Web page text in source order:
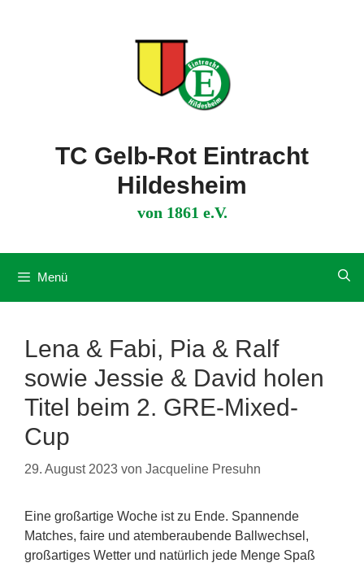
TC Gelb-Rot Eintracht
Hildesheim
von 1861 e.V.
Menü
Lena & Fabi, Pia & Ralf
sowie Jessie & David holen
Titel beim 2. GRE-Mixed-
Cup
29. August 2023 von Jacqueline Presuhn
Eine großartige Woche ist zu Ende. Spannende
Matches, faire und atemberaubende Ballwechsel,
großartiges Wetter und natürlich jede Menge Spaß